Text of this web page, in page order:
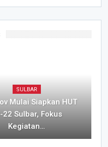
SULBAR
Mulai Siapkan HUT
22 Sulbar, Fokus
Kegiatan…